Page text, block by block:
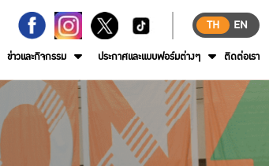
TH
EN
ข่าวและกิจกรรม ประกาศและแบบฟอร์มต่างๆ ติดต่อเรา